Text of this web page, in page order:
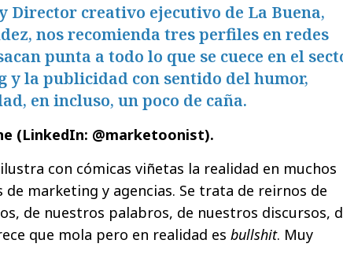
Director creativo ejecutivo de La Buena,
nos recomienda tres perfiles en redes
punta a todo lo que se cuece en el
y la publicidad con sentido del humor,
en incluso, un poco de caña.
(LinkedIn: @marketoonist).
con cómicas viñetas la realidad en muchos
marketing y agencias. Se trata de reirnos de
de nuestros palabros, de nuestros discursos,
que mola pero en realidad es bullshit. Muy